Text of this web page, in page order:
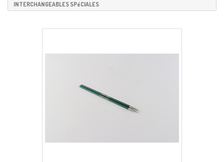
INTERCHANGEABLES SPéCIALES